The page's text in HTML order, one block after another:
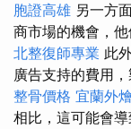
胞證高雄 另一方
商市場的機會，
北整復師專業 此
廣告支持的費用
整骨價格 宜蘭外燴
相比，這可能會